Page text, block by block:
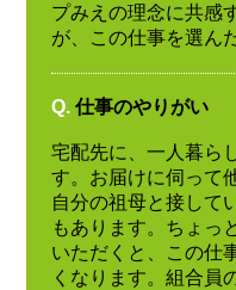
プみえの理念に共感
が、この仕事を選ん
Q. 仕事のやりがい
宅配先に、一人暮ら
す。お届けに伺って
自分の祖母と接して
もあります。ちょっ
いただくと、この仕
くなります。組合員